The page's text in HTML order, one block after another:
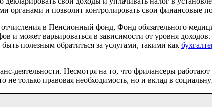
органами и позволит контролировать свои финансовые
в Пенсионный фонд, Фонд обязательного
и может варьироваться в зависимости от уровня доходов.
полезным обратиться за услугами, такими как
деятельности. Несмотря на то, что фрилансеры работают
только правовая необходимость, но и вклад в